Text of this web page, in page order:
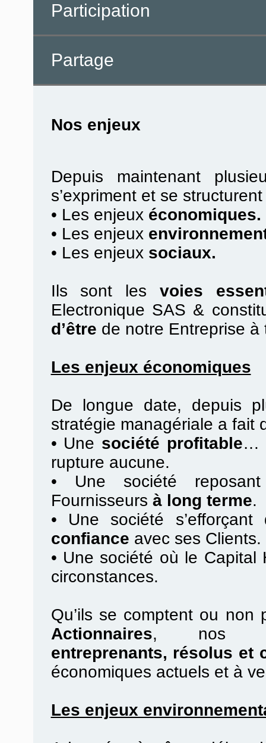
Participation
Partage
Nos enjeux
Depuis maintenant
s’expriment et se
• Les enjeux économiques.
• Les enjeux
• Les enjeux sociaux.
Ils sont les voies
Electronique SAS &
d’être de notre Entreprise à
Les enjeux économiques
De longue date, depuis
stratégie managériale a fait
• Une société profitable…
rupture aucune.
• Une société
Fournisseurs à long terme.
• Une société
confiance avec ses Clients.
• Une société où le Capital
circonstances.
Qu’ils se comptent ou non
Actionnaires, nos
entreprenants, résolus et
économiques actuels et à
Les enjeux